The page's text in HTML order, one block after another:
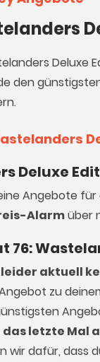
Deluxe
den
Deluxe
Angebote
Alarmüber
aktuell
zu
das letzte Mal
dafür, dass